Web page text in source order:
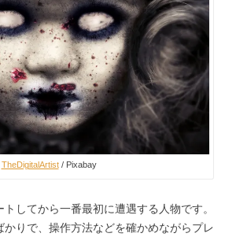
TheDigitalArtist/ Pixabay
してから一番最初に遭遇する人物です。
かりで、操作方法などを確かめながらプレ